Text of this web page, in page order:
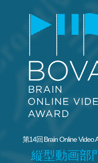
第14回 Brain Online Video
縦型動画部